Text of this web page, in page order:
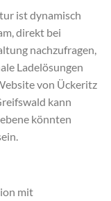
ist dynamisch
direkt bei
nachzufragen,
Ladelösungen
von Ückeritz
kann
könnten
mit